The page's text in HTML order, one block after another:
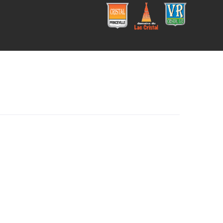
Cristal
Princev
ille
Campi
Domai
Cristal
Cristal
VR